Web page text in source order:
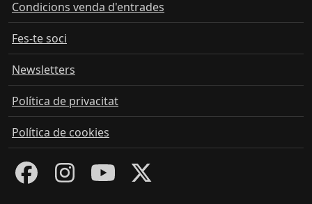
Condicions venda d'entrades
Fes-te soci
Newsletters
Política de privacitat
Política de cookies